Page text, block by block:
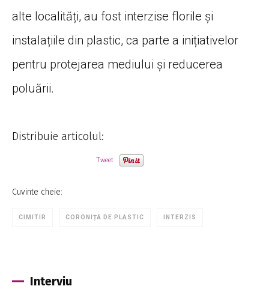
alte localități, au fost interzise florile și
instalațiile din plastic, ca parte a inițiativelor
pentru protejarea mediului și reducerea
poluării.
Distribuie articolul:
Tweet
Cuvinte cheie:
CIMITIR CORONIȚĂ DE PLASTIC INTERZIS
Interviu